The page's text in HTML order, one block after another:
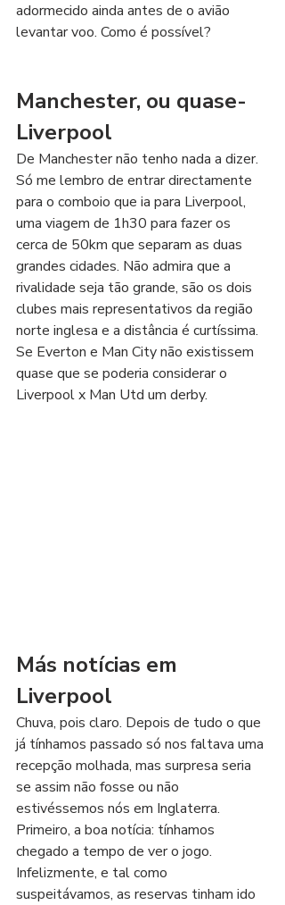
adormecido ainda antes de o avião
levantar voo. Como é possível?
Manchester, ou quase-
Liverpool
De Manchester não tenho nada a dizer.
Só me lembro de entrar directamente
para o comboio que ia para Liverpool,
uma viagem de 1h30 para fazer os
cerca de 50km que separam as duas
grandes cidades. Não admira que a
rivalidade seja tão grande, são os dois
clubes mais representativos da região
norte inglesa e a distância é curtíssima.
Se Everton e Man City não existissem
quase que se poderia considerar o
Liverpool x Man Utd um derby.
Más notícias em
Liverpool
Chuva, pois claro. Depois de tudo o que
já tínhamos passado só nos faltava uma
recepção molhada, mas surpresa seria
se assim não fosse ou não
estivéssemos nós em Inglaterra.
Primeiro, a boa notícia: tínhamos
chegado a tempo de ver o jogo.
Infelizmente, e tal como
suspeitávamos, as reservas tinham ido